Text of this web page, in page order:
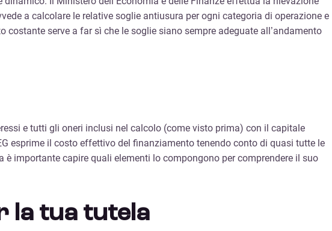
a calcolare le relative soglie antiusura per ogni categoria di operazione e
serve a far sì che le soglie siano sempre adeguate all’andamento
e tutti gli oneri inclusi nel calcolo (come visto prima) con il capitale
esprime il costo effettivo del finanziamento tenendo conto di quasi tutte le
importante capire quali elementi lo compongono per comprendere il suo
la tua tutela